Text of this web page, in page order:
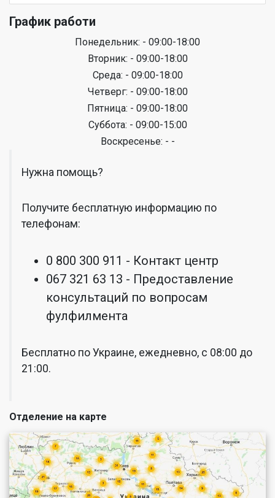
График работи
Понедельник: - 09:00-18:00
Вторник: - 09:00-18:00
Среда: - 09:00-18:00
Четверг: - 09:00-18:00
Пятница: - 09:00-18:00
Суббота: - 09:00-15:00
Воскресенье: - -
Нужна помощь?
Получите бесплатную информацию по
телефонам:
0 800 300 911 - Контакт центр
067 321 63 13 - Предоставление
консультаций по вопросам
фулфилмента
Бесплатно по Украине, ежедневно, с 08:00 до
21:00.
Отделение на карте